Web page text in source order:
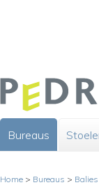
Bureaus
Home > Bureaus > Balies